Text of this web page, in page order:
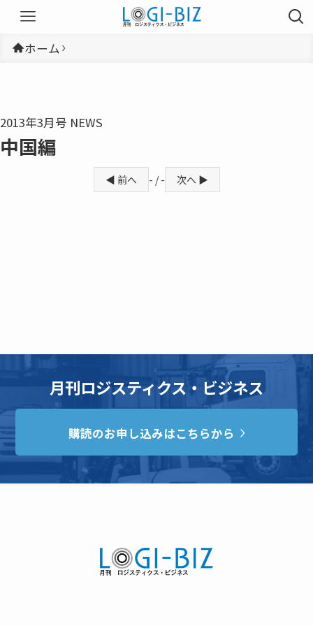
ホーム
2013年3月号 NEWS
中国編
◀ 前へ - / - 次へ ▶
月刊ロジスティクス・ビジネス
購読のお申し込みはこちらから